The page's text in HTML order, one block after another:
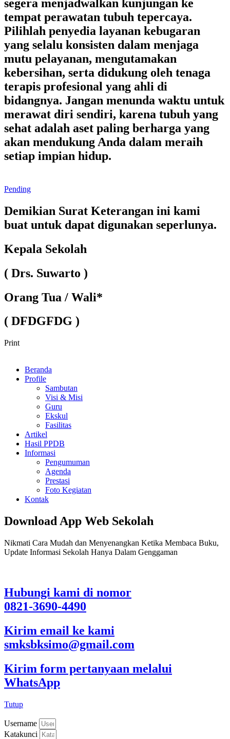
segera menjadwalkan kunjungan ke
tempat perawatan tubuh tepercaya.
Pilihlah penyedia layanan kebugaran
yang selalu konsisten dalam menjaga
mutu pelayanan, mengutamakan
kebersihan, serta didukung oleh tenaga
terapis profesional yang ahli di
bidangnya. Jangan menunda waktu untuk
merawat diri sendiri, karena tubuh yang
sehat adalah aset paling berharga yang
akan mendukung Anda dalam meraih
setiap impian hidup.
Pending
Demikian Surat Keterangan ini kami
buat untuk dapat digunakan seperlunya.
Kepala Sekolah
( Drs. Suwarto )
Orang Tua / Wali*
( DFDGFDG )
Print
Beranda
Profile
Sambutan
Visi & Misi
Guru
Ekskul
Fasilitas
Artikel
Hasil PPDB
Informasi
Pengumuman
Agenda
Prestasi
Foto Kegiatan
Kontak
Download App Web Sekolah
Nikmati Cara Mudah dan Menyenangkan Ketika Membaca Buku,
Update Informasi Sekolah Hanya Dalam Genggaman
Hubungi kami di nomor
0821-3690-4490
Kirim email ke kami
smksbksimo@gmail.com
Kirim form pertanyaan melalui
WhatsApp
Tutup
Username
Katakunci